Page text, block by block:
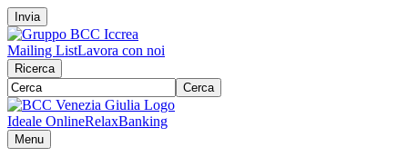
Invia
Mailing ListLavora con noi
Ricerca
Cerca
Ideale OnlineRelaxBanking
Menu